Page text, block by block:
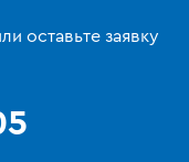
оставьте заявку